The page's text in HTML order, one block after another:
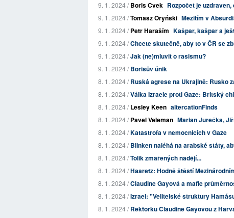
9. 1. 2024 /Boris Cvek Rozpočet je
9. 1. 2024 /Tomasz Oryński Mezitím v
9. 1. 2024 /Petr Haraším Kašpar, kašpar a
9. 1. 2024 /Chcete skutečně, aby to v ČR se
9. 1. 2024 /Jak (ne)mluvit o rasismu?
9. 1. 2024 /Borisův únik
8. 1. 2024 /Ruská agrese na Ukrajině: Rusko
8. 1. 2024 /Válka Izraele proti Gaze: Britský
8. 1. 2024 /Lesley Keen altercationFinds
8. 1. 2024 /Pavel Veleman Marian Jurečka,
8. 1. 2024 /Katastrofa v nemocnicích v Gaze
8. 1. 2024 /Blinken naléhá na arabské státy,
8. 1. 2024 /Tolik zmařených nadějí...
8. 1. 2024 /Haaretz: Hodně štěstí
8. 1. 2024 /Claudine Gayová a mafie
8. 1. 2024 /Izrael: "Velitelské struktury
8. 1. 2024 /Rektorku Claudine Gayovou z